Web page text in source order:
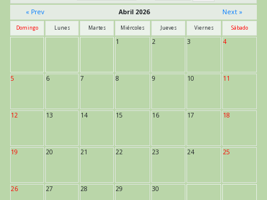
« Prev
Abril 2026 Next »
Domingo Lunes Martes Miércoles Jueves Viernes Sábado
1 2 3 4
5 6 7 8 9 10 11
12 13 14 15 16 17 18
19 20 21 22 23 24 25
26 27 28 29 30